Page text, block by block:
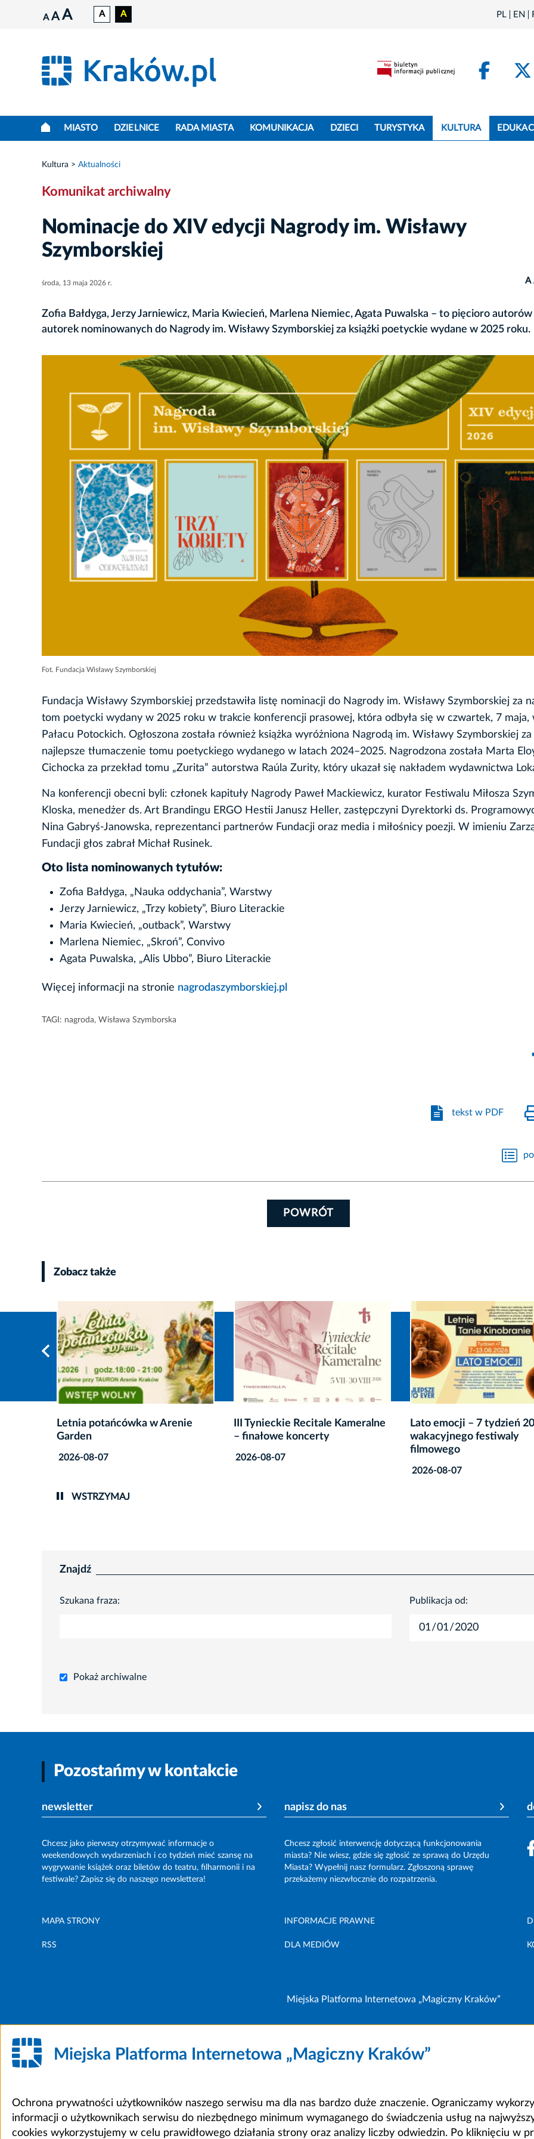
A A A A A PL EN
MIASTO DZIELNICE RADA MIASTA KOMUNIKACJA DZIECI TURYSTYKA KULTURA
Kultura Aktualności
Komunikat archiwalny
Nominacje do XIV edycji Nagrody im. Wisławy
Szymborskiej
środa, 13 maja 2026 r. A
Zofia Bałdyga, Jerzy Jarniewicz, Maria Kwiecień, Marlena Niemiec, Agata Puwalska – to pięcioro autorów
autorek nominowanych do Nagrody im. Wisławy Szymborskiej za książki poetyckie wydane w 2025 roku.
Fot. Fundacja Wisławy Szymborskiej
Fundacja Wisławy Szymborskiej przedstawiła listę nominacji do Nagrody im. Wisławy Szymborskiej za
tom poetycki wydany w 2025 roku w trakcie konferencji prasowej, która odbyła się w czwartek, 7 maja,
Pałacu Potockich. Ogłoszona została również książka wyróżniona Nagrodą im. Wisławy Szymborskiej za
najlepsze tłumaczenie tomu poetyckiego wydanego w latach 2024–2025. Nagrodzona została Marta
Cichocka za przekład tomu „Zurita” autorstwa Raúla Zurity, który ukazał się nakładem wydawnictwa
Na konferencji obecni byli: członek kapituły Nagrody Paweł Mackiewicz, kurator Festiwalu Miłosza
Kloska, menedżer ds. Art Brandingu ERGO Hestii Janusz Heller, zastępczyni Dyrektorki ds.
Nina Gabryś-Janowska, reprezentanci partnerów Fundacji oraz media i miłośnicy poezji. W imieniu
Fundacji głos zabrał Michał Rusinek.
Oto lista nominowanych tytułów:
Zofia Bałdyga, „Nauka oddychania”, Warstwy
Jerzy Jarniewicz, „Trzy kobiety”, Biuro Literackie
Maria Kwiecień, „outback”, Warstwy
Marlena Niemiec, „Skroń”, Convivo
Agata Puwalska, „Alis Ubbo”, Biuro Literackie
Więcej informacji na stronie nagrodaszymborskiej.pl
TAGI: nagroda, Wisława Szymborska
tekst w PDF
POWRÓT
Zobacz także
III Tynieckie Recitale Kameralne
– finałowe koncerty
2026-08-07
Lato emocji – 7 tydzień 20.
wakacyjnego festiwaly
SILENCE Music Festival
do Krakowa
2026-08-07
WSTRZYMAJ
Znajdź
Szukana fraza: Publikacja od:
Pokaż archiwalne
Pozostańmy w kontakcie
newsletter
Chcesz jako pierwszy otrzymywać informacje o
weekendowych wydarzeniach i co tydzień mieć szansę na
wygrywanie książek oraz biletów do teatru, filharmonii i na
festiwale? Zapisz się do naszego newslettera!
napisz do nas
Chcesz zgłosić interwencję dotyczącą funkcjonowania
miasta? Nie wiesz, gdzie się zgłosić ze sprawą do Urzędu
Miasta? Wypełnij nasz formularz. Zgłoszoną sprawę
przekażemy niezwłocznie do rozpatrzenia.
MAPA STRONY INFORMACJE PRAWNE
RSS DLA MEDIÓW
Miejska Platforma Internetowa „Magiczny Kraków”
Miejska Platforma Internetowa „Magiczny Kraków”
Ochrona prywatności użytkowników naszego serwisu ma dla nas bardzo duże znaczenie. Ograniczamy
informacji o użytkownikach serwisu do niezbędnego minimum wymaganego do świadczenia usług na
cookies wykorzystujemy w celu prawidłowego działania strony oraz analizy liczby odwiedzin. Po kliknięciu w